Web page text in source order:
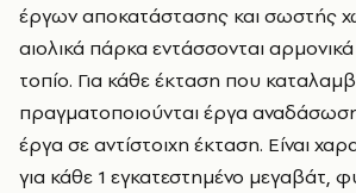
έργων αποκατάστασης και σωστής
αιολικά πάρκα εντάσσονται
τοπίο. Για κάθε έκταση που
πραγματοποιούνται έργα
έργα σε αντίστοιχη έκταση. Είναι
για κάθε 1 εγκατεστημένο μεγαβάτ,